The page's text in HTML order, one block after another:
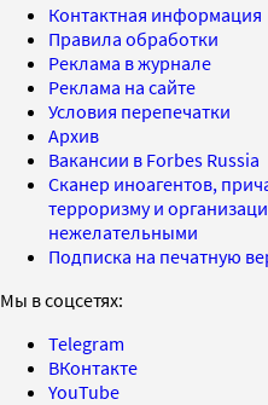
Контактная информация
Правила обработки
Реклама в журнале
Реклама на сайте
Условия перепечатки
Архив
Вакансии в Forbes Russia
Сканер иноагентов,
терроризму и
нежелательными
Подписка на печатную
Мы в соцсетях:
Telegram
ВКонтакте
YouTube